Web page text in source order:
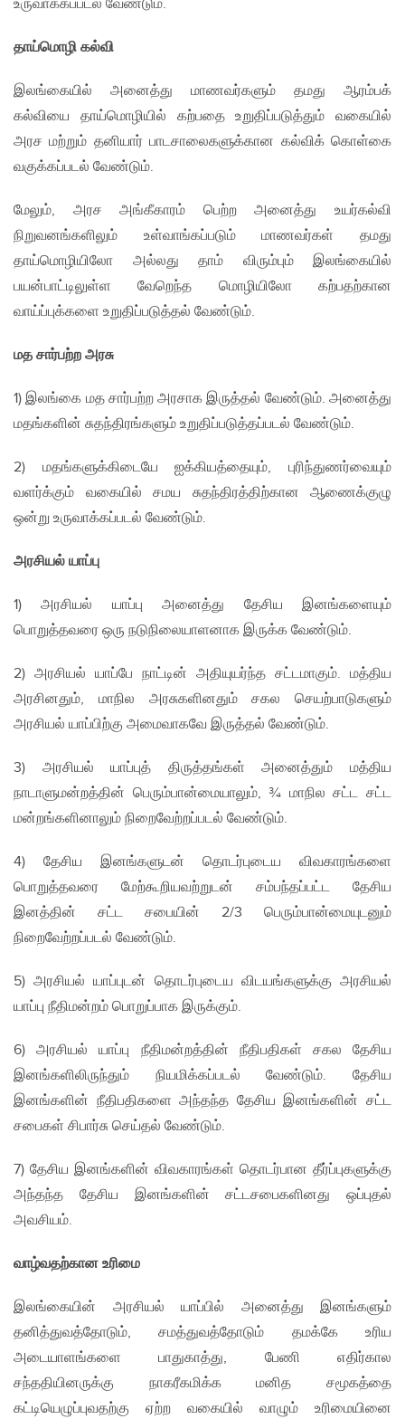
உருவாக்கப்படல் வேண்டும்.
தாய்மொழி கல்வி
இலங்கையில் அனைத்து மாணவர்களும் தமது ஆரம்பக்
கல்வியை தாய்மொழியில் கற்பதை உறுதிப்படுத்தும் வகையில்
அரச மற்றும் தனியார் பாடசாலைகளுக்கான கல்விக் கொள்கை
வகுக்கப்படல் வேண்டும்.
மேலும், அரச அங்கீகாரம் பெற்ற அனைத்து உயர்கல்வி
நிறுவனங்களிலும் உள்வாங்கப்படும் மாணவர்கள் தமது
தாய்மொழியிலோ அல்லது தாம் விரும்பும் இலங்கையில்
பயன்பாட்டிலுள்ள வேறெந்த மொழியிலோ கற்பதற்கான
வாய்ப்புக்களை உறுதிப்படுத்தல் வேண்டும்.
மத சார்பற்ற அரசு
1) இலங்கை மத சார்பற்ற அரசாக இருத்தல் வேண்டும். அனைத்து
மதங்களின் சுதந்திரங்களும் உறுதிப்படுத்தப்படல் வேண்டும்.
2) மதங்களுக்கிடையே ஐக்கியத்தையும், புரிந்துணர்வையும்
வளர்க்கும் வகையில் சமய சுதந்திரத்திற்கான ஆணைக்குழு
ஒன்று உருவாக்கப்படல் வேண்டும்.
அரசியல் யாப்பு
1) அரசியல் யாப்பு அனைத்து தேசிய இனங்களையும்
பொறுத்தவரை ஒரு நடுநிலையாளனாக இருக்க வேண்டும்.
2) அரசியல் யாப்பே நாட்டின் அதியுயர்ந்த சட்டமாகும். மத்திய
அரசினதும், மாநில அரசுகளினதும் சகல செயற்பாடுகளும்
அரசியல் யாப்பிற்கு அமைவாகவே இருத்தல் வேண்டும்.
3) அரசியல் யாப்புத் திருத்தங்கள் அனைத்தும் மத்திய
நாடாளுமன்றத்தின் பெரும்பான்மையாலும், ¾ மாநில சட்ட சட்ட
மன்றங்களினாலும் நிறைவேற்றப்படல் வேண்டும்.
4) தேசிய இனங்களுடன் தொடர்புடைய விவகாரங்களை
பொறுத்தவரை மேற்கூறியவற்றுடன் சம்பந்தப்பட்ட தேசிய
இனத்தின் சட்ட சபையின் 2/3 பெரும்பான்மையுடனும்
நிறைவேற்றப்படல் வேண்டும்.
5) அரசியல் யாப்புடன் தொடர்புடைய விடயங்களுக்கு அரசியல்
யாப்பு நீதிமன்றம் பொறுப்பாக இருக்கும்.
6) அரசியல் யாப்பு நீதிமன்றத்தின் நீதிபதிகள் சகல தேசிய
இனங்களிலிருந்தும் நியமிக்கப்படல் வேண்டும். தேசிய
இனங்களின் நீதிபதிகளை அந்தந்த தேசிய இனங்களின் சட்ட
சபைகள் சிபார்சு செய்தல் வேண்டும்.
7) தேசிய இனங்களின் விவகாரங்கள் தொடர்பான தீர்ப்புகளுக்கு
அந்தந்த தேசிய இனங்களின் சட்டசபைகளினது ஒப்புதல்
அவசியம்.
வாழ்வதற்கான உரிமை
இலங்கையின் அரசியல் யாப்பில் அனைத்து இனங்களும்
தனித்துவத்தோடும், சமத்துவத்தோடும் தமக்கே உரிய
அடையாளங்களை பாதுகாத்து, பேணி எதிர்கால
சந்ததியினருக்கு நாகரீகமிக்க மனித சமூகத்தை
கட்டியெழுப்புவதற்கு ஏற்ற வகையில் வாழும் உரிமையினை